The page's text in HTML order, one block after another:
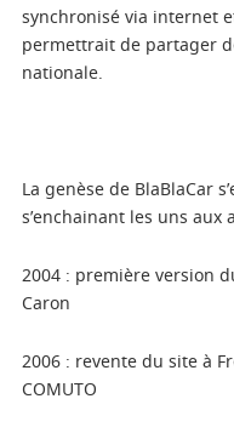
synchronisé via internet
permettrait de partager
nationale.
La genèse de BlaBlaCar
s’enchainant les uns aux
2004 : première version
Caron
2006 : revente du site à
COMUTO